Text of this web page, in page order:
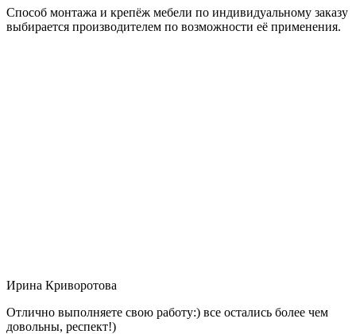
Способ монтажа и крепёж мебели по индивидуальному заказу
выбирается производителем по возможности её применения.
Ирина Криворотова
Отлично выполняете свою работу:) все остались более чем
довольны, респект!)